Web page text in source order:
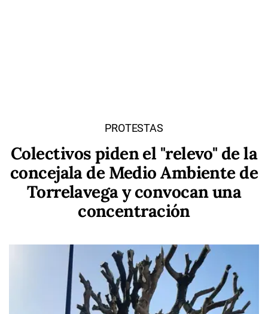
PROTESTAS
Colectivos piden el "relevo" de la
concejala de Medio Ambiente de
Torrelavega y convocan una
concentración